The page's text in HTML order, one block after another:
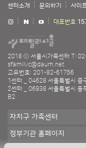
센터소개 문의하기 사이
대표번호
2018 ⓒ 서울시가족센터 T:
sfamilyc@daum.net
고유번호: 201-82-61756
1센터 _ 04628 서울특별시 중
2센터 _ 06938 서울특별시 동
B2